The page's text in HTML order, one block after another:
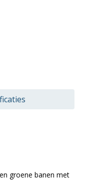
groene banen met